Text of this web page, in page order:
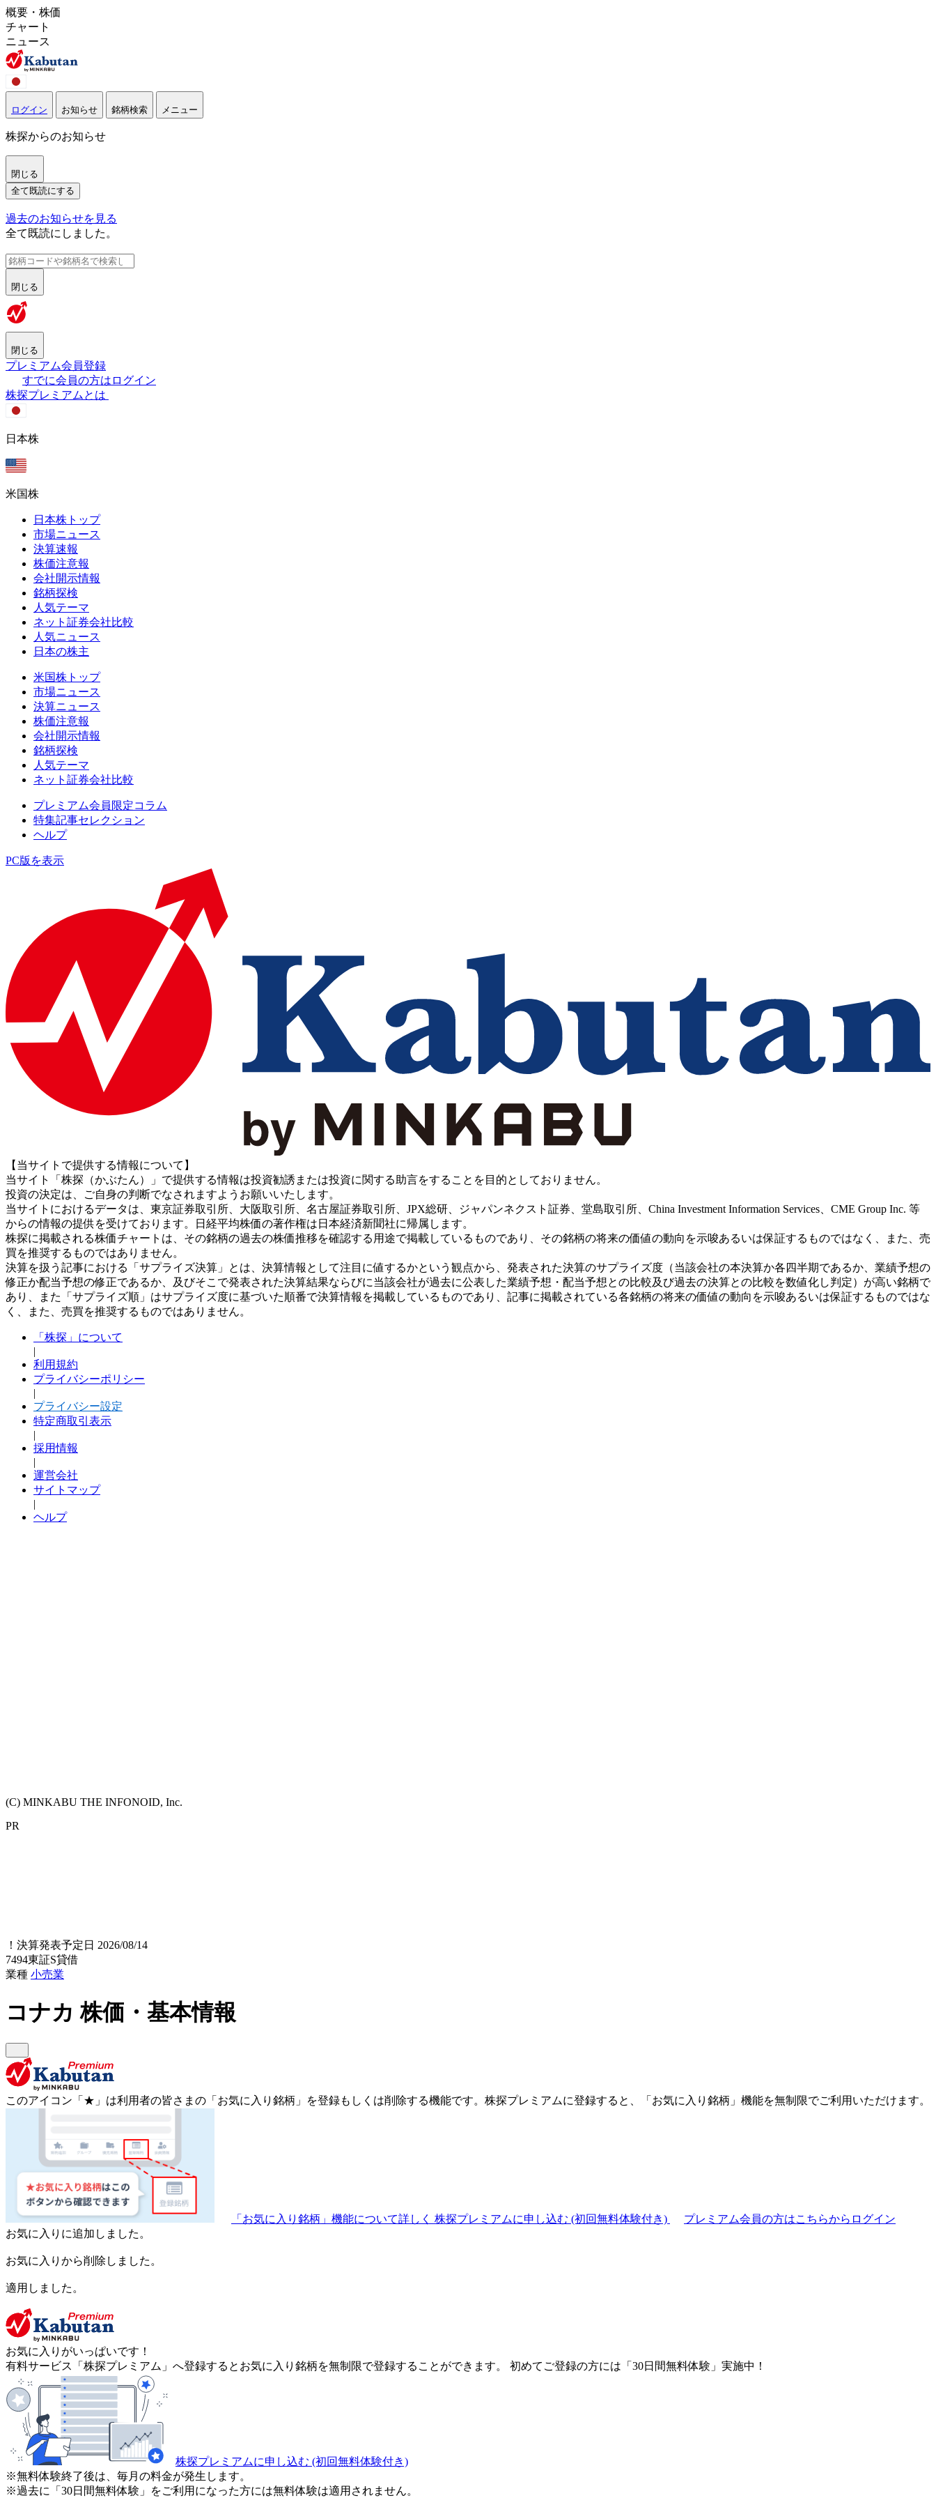
概要・株価
チャート
ニュース
ログイン お知らせ 銘柄検索 メニュー
株探からのお知らせ
閉じる
全て既読にする
過去のお知らせを見る
全て既読にしました。
閉じる
閉じる
プレミアム会員登録
すでに会員の方はログイン
株探プレミアムとは
日本株
米国株
日本株トップ
市場ニュース
決算速報
株価注意報
会社開示情報
銘柄探検
人気テーマ
ネット証券会社比較
人気ニュース
日本の株主
米国株トップ
市場ニュース
決算ニュース
株価注意報
会社開示情報
銘柄探検
人気テーマ
ネット証券会社比較
プレミアム会員限定コラム
特集記事セレクション
ヘルプ
PC版を表示
【当サイトで提供する情報について】
当サイト「株探（かぶたん）」で提供する情報は投資勧誘または投資に関する助言をすることを目的としておりません。
投資の決定は、ご自身の判断でなされますようお願いいたします。
当サイトにおけるデータは、東京証券取引所、大阪取引所、名古屋証券取引所、JPX総研、ジャパンネクスト証券、堂島取引所、China Investment Information Services、CME Group Inc. 等
からの情報の提供を受けております。日経平均株価の著作権は日本経済新聞社に帰属します。
株探に掲載される株価チャートは、その銘柄の過去の株価推移を確認する用途で掲載しているものであり、その銘柄の将来の価値の動向を示唆あるいは保証するものではなく、また、売
買を推奨するものではありません。
決算を扱う記事における「サプライズ決算」とは、決算情報として注目に値するかという観点から、発表された決算のサプライズ度（当該会社の本決算か各四半期であるか、業績予想の
修正か配当予想の修正であるか、及びそこで発表された決算結果ならびに当該会社が過去に公表した業績予想・配当予想との比較及び過去の決算との比較を数値化し判定）が高い銘柄で
あり、また「サプライズ順」はサプライズ度に基づいた順番で決算情報を掲載しているものであり、記事に掲載されている各銘柄の将来の価値の動向を示唆あるいは保証するものではな
く、また、売買を推奨するものではありません。
「株探」について
|
利用規約
プライバシーポリシー
|
プライバシー設定
特定商取引表示
|
採用情報
|
運営会社
サイトマップ
|
ヘルプ
(C) MINKABU THE INFONOID, Inc.
PR
！ 決算発表予定日 2026/08/14
7494東証S貸借
業種 小売業
コナカ株価・基本情報
このアイコン 「★」 は利用者の皆さまの 「お気に入り銘柄」を登録もしくは削除する機能です。 株探プレミアムに登録すると、「お気に入り銘柄」機能を無制限でご利用いただけます。
「お気に入り銘柄」機能について詳しく 株探プレミアムに申し込む (初回無料体験付き)
プレミアム会員の方はこちらからログイン
お気に入りに追加しました。
お気に入りから削除しました。
適用しました。
お気に入りがいっぱいです！
有料サービス「株探プレミアム」へ登録するとお気に入り銘柄を無制限で登録することができます。 初めてご登録の方には「30日間無料体験」実施中！
株探プレミアムに申し込む (初回無料体験付き)
※無料体験終了後は、毎月の料金が発生します。
※過去に「30日間無料体験」をご利用になった方には無料体験は適用されません。